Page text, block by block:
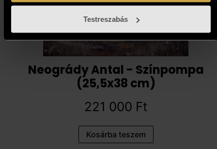
Testreszabás
Neogrády Antal - Színpompa
(25,5x38 cm)
221 000 Ft
Kosárba teszem